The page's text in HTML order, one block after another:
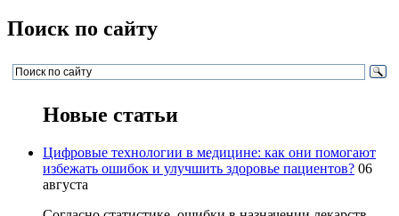
Поиск по сайту
Новые статьи
Цифровые технологии в медицине: как они помогают
избежать ошибок и улучшить здоровье пациентов? 06
августа